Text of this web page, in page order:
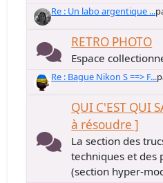
Re : Un labo argentique ...
RETRO PHOTO
Espace
Re : Bague Nikon S ==> F...
QUI C'EST QUI
à résoudre ]
La section des
techniques et des
(section hyper-